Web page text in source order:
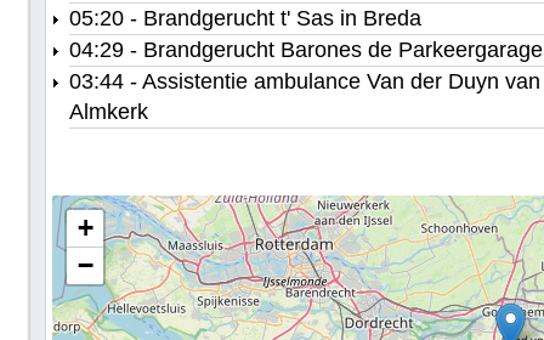
05:20 - Brandgerucht t' Sas in Breda
04:29 - Brandgerucht Barones de
03:44 - Assistentie ambulance Van der Duyn
Almkerk
+
−